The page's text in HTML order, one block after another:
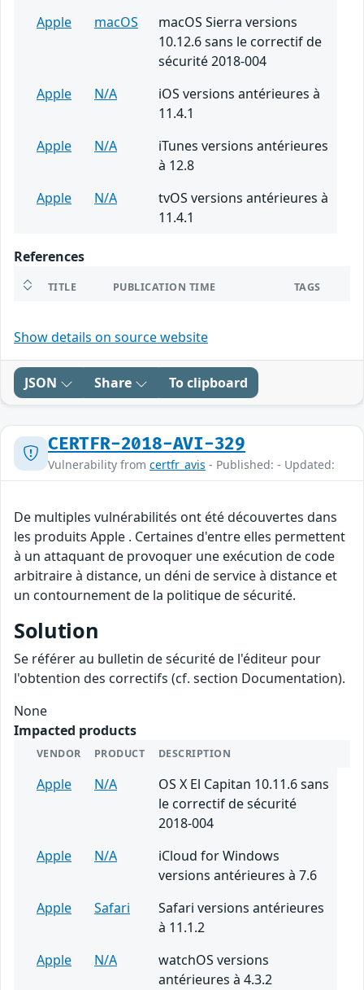
Apple
macOS
macOS Sierra versions
10.12.6 sans le correctif de
sécurité 2018-004
Apple
N/A
iOS versions antérieures à
11.4.1
Apple
N/A
iTunes versions antérieures
à 12.8
Apple
N/A
tvOS versions antérieures à
11.4.1
References
TITLE PUBLICATION TIME TAGS
Show details on source website
JSON Share To clipboard
CERTFR-2018-AVI-329
Vulnerability from certfr_avis - Published: - Updated:
De multiples vulnérabilités ont été découvertes dans
les produits Apple . Certaines d'entre elles permettent
à un attaquant de provoquer une exécution de code
arbitraire à distance, un déni de service à distance et
un contournement de la politique de sécurité.
Solution
Se référer au bulletin de sécurité de l'éditeur pour
l'obtention des correctifs (cf. section Documentation).
None
Impacted products
VENDOR PRODUCT DESCRIPTION
Apple N/A
OS X El Capitan 10.11.6 sans
le correctif de sécurité
2018-004
Apple
N/A
iCloud for Windows
versions antérieures à 7.6
Apple
Safari
Safari versions antérieures
à 11.1.2
Apple
N/A
watchOS versions
antérieures à 4.3.2